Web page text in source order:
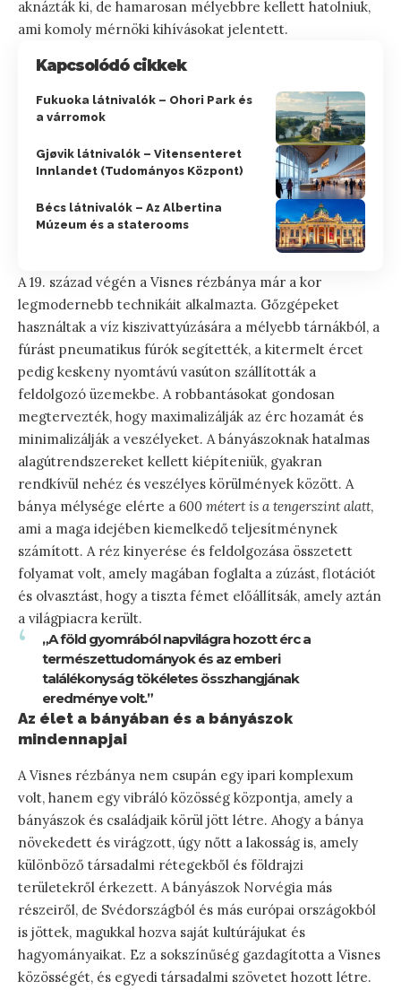
aknázták ki, de hamarosan mélyebbre kellett hatolniuk,
ami komoly mérnöki kihívásokat jelentett.
Kapcsolódó cikkek
Fukuoka látnivalók – Ohori Park és
a várromok
Gjøvik látnivalók – Vitensenteret
Innlandet (Tudományos Központ)
Bécs látnivalók – Az Albertina
Múzeum és a staterooms
A 19. század végén a Visnes rézbánya már a kor
legmodernebb technikáit alkalmazta. Gőzgépeket
használtak a víz kiszivattyúzására a mélyebb tárnákból, a
fúrást pneumatikus fúrók segítették, a kitermelt ércet
pedig keskeny nyomtávú vasúton szállították a
feldolgozó üzemekbe. A robbantásokat gondosan
megtervezték, hogy maximalizálják az érc hozamát és
minimalizálják a veszélyeket. A bányászoknak hatalmas
alagútrendszereket kellett kiépíteniük, gyakran
rendkívül nehéz és veszélyes körülmények között. A
bánya mélysége elérte a 600 métert is a tengerszint alatt,
ami a maga idejében kiemelkedő teljesítménynek
számított. A réz kinyerése és feldolgozása összetett
folyamat volt, amely magában foglalta a zúzást, flotációt
és olvasztást, hogy a tiszta fémet előállítsák, amely aztán
a világpiacra került.
„A föld gyomrából napvilágra hozott érc a
természettudományok és az emberi
találékonyság tökéletes összhangjának
eredménye volt.”
Az élet a bányában és a bányászok
mindennapjai
A Visnes rézbánya nem csupán egy ipari komplexum
volt, hanem egy vibráló közösség központja, amely a
bányászok és családjaik körül jött létre. Ahogy a bánya
növekedett és virágzott, úgy nőtt a lakosság is, amely
különböző társadalmi rétegekből és földrajzi
területekről érkezett. A bányászok Norvégia más
részeiről, de Svédországból és más európai országokból
is jöttek, magukkal hozva saját kultúrájukat és
hagyományaikat. Ez a sokszínűség gazdagította a Visnes
közösségét, és egyedi társadalmi szövetet hozott létre.